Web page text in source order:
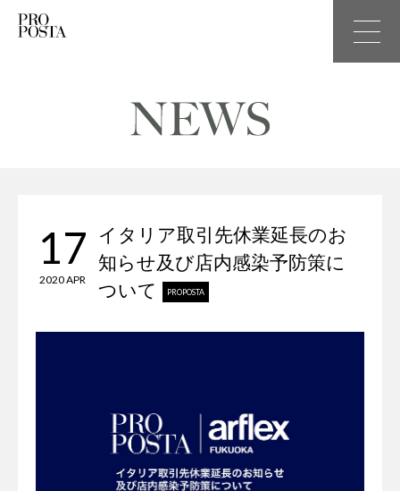
17
2020 APR
イタリア取引先休業延長のお
知らせ及び店内感染予防策に
ついて
PROPOSTA